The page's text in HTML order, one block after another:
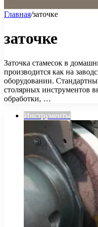
Главная/заточке
заточке
Заточка стамесок в
производится как на
оборудовании.
столярных инструментов
обработки, …
Инструменты